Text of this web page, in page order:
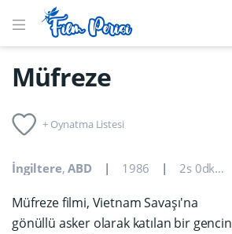
Müfreze
+ Oynatma Listesi
İngiltere,ABD 1986 2s 0dk
Müfreze filmi, Vietnam Savaşı'na
gönüllü asker olarak katılan bir gencin